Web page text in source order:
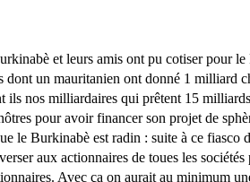
et leurs amis ont pu cotiser pour
un mauritanien ont donné 1
nos milliardaires qui prêtent 15
pour avoir financer son projet de
le Burkinabè est radin : suite à ce
aux actionnaires de toues les sociétés
Avec ça on aurait au minimum